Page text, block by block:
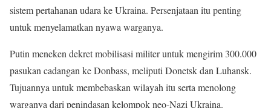
sistem pertahanan udara ke Ukraina. Persenjataan itu penting
untuk menyelamatkan nyawa warganya.
Putin meneken dekret mobilisasi militer untuk mengirim 300.000
pasukan cadangan ke Donbass, meliputi Donetsk dan Luhansk.
Tujuannya untuk membebaskan wilayah itu serta menolong
warganya dari penindasan kelompok neo-Nazi Ukraina.